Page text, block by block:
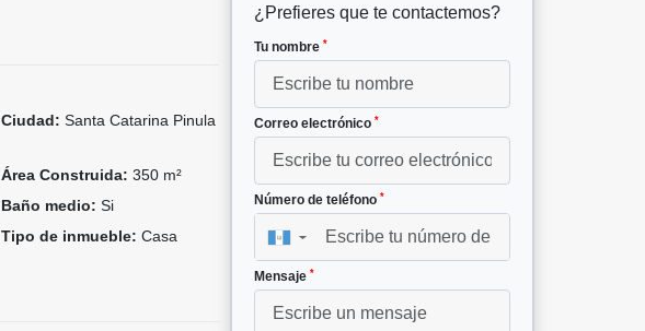
Ciudad: Santa Catarina Pinula
Área Construida: 350 m²
Baño medio: Si
Tipo de inmueble: Casa
¿Prefieres que te contactemos?
Tu nombre *
Correo electrónico *
Número de teléfono *
▼
Mensaje *